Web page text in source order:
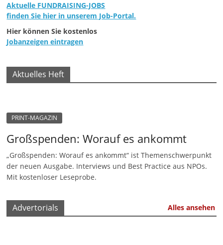
Aktuelle FUNDRAISING-JOBS
finden Sie hier in unserem Job-Portal.
Hier können Sie kostenlos
Jobanzeigen eintragen
Aktuelles Heft
PRINT-MAGAZIN
Großspenden: Worauf es ankommt
„Großspenden: Worauf es ankommt“ ist Themenschwerpunkt
der neuen Ausgabe. Interviews und Best Practice aus NPOs.
Mit kostenloser Leseprobe.
Advertorials Alles ansehen